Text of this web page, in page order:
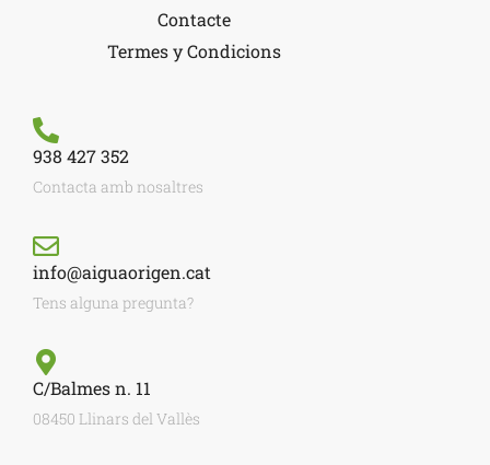
Contacte
Termes y Condicions
938 427 352
Contacta amb nosaltres
info@aiguaorigen.cat
Tens alguna pregunta?
C/Balmes n. 11
08450 Llinars del Vallès